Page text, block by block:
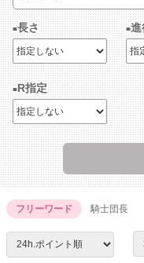
長さ 進
R指定
フリーワード 騎士団長